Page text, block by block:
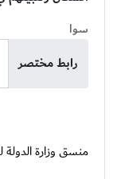
سوا
رابط مختصر
منسق وزارة